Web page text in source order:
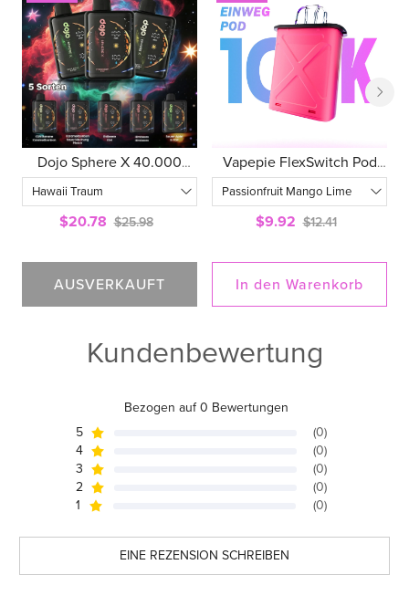
Dojo Sphere X 40.000
Züge
$20.78 $25.98
AUSVERKAUFT
Vapepie FlexSwitch Pod
10.000 Züge
$9.92 $12.41
In den Warenkorb
Kundenbewertung
Bezogen auf 0 Bewertungen
5
(0)
4
(0)
3
(0)
2
(0)
1
(0)
EINE REZENSION SCHREIBEN